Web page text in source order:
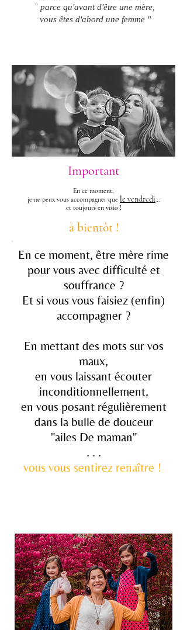
" parce qu'avant d'être une mère,
vous êtes d'abord une femme "
Important
En ce moment,
je ne peux vous accompagner que le vendredi...
et toujours en visio !
à bientôt !
En ce moment, être mère rime
pour vous avec difficulté et
souffrance ?
Et si vous vous faisiez (enfin)
accompagner ?
En mettant des mots sur vos
maux,
en vous laissant écouter
inconditionnellement,
en vous posant régulièrement
dans la bulle de douceur
"ailes De maman"
. . .
vous vous sentirez renaître !